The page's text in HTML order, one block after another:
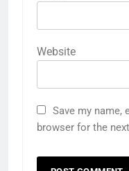
Website
Save my name,
browser for the